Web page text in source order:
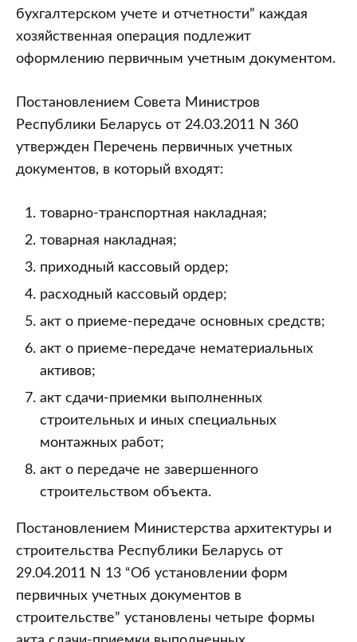
бухгалтерском учете и отчетности” каждая
хозяйственная операция подлежит
оформлению первичным учетным документом.
Постановлением Совета Министров
Республики Беларусь от 24.03.2011 N 360
утвержден Перечень первичных учетных
документов, в который входят:
товарно-транспортная накладная;
товарная накладная;
приходный кассовый ордер;
расходный кассовый ордер;
акт о приеме-передаче основных средств;
акт о приеме-передаче нематериальных
активов;
акт сдачи-приемки выполненных
строительных и иных специальных
монтажных работ;
акт о передаче не завершенного
строительством объекта.
Постановлением Министерства архитектуры и
строительства Республики Беларусь от
29.04.2011 N 13 “Об установлении форм
первичных учетных документов в
строительстве” установлены четыре формы